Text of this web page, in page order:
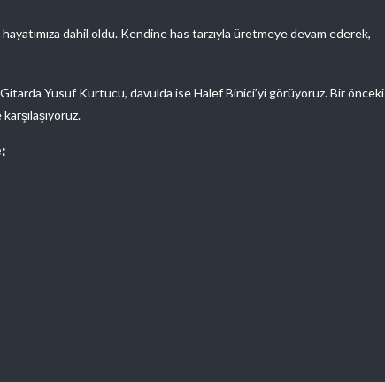
hayatımıza dahil oldu. Kendine has tarzıyla üretmeye devam ederek,
Gitarda Yusuf Kurtucu, davulda ise Halef Binici’yi görüyoruz. Bir önceki
karşılaşıyoruz.